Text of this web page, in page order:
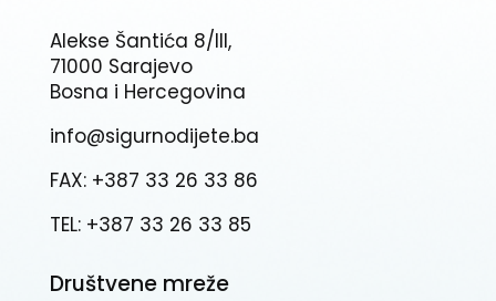
Alekse Šantića 8/III,
71000 Sarajevo
Bosna i Hercegovina
info@sigurnodijete.ba
FAX: +387 33 26 33 86
TEL: +387 33 26 33 85
Društvene mreže